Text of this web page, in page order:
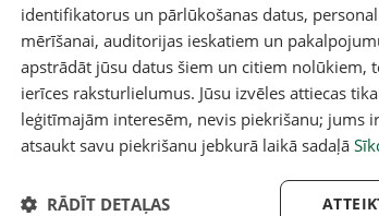
lai sekotu LASI.LV:
lai saņemtu īpaši tev atlasītu noderīgu, praktisku un
identifikatorus un pārlūkošanas datus,
mērīšanai, auditorijas ieskatiem un
apstrādāt jūsu datus šiem un citiem nolūkiem,
ierīces raksturlielumus. Jūsu izvēles attiecas
leģitīmajām interesēm, nevis piekrišanu; jums
atsaukt savu piekrišanu jebkurā laikā sadaļā
RĀDĪT DETAĻAS